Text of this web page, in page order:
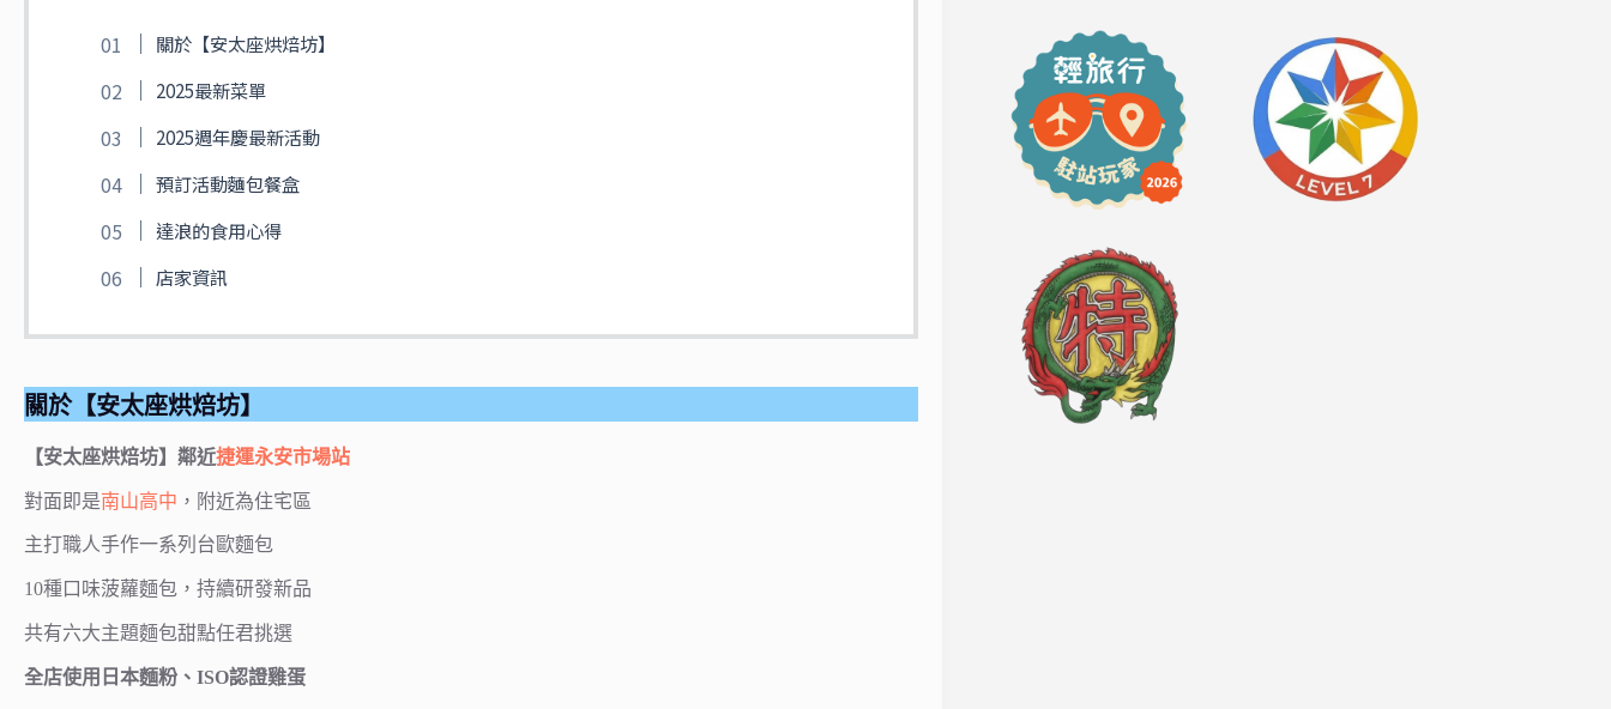
關於【安太座烘焙坊】
2025最新菜單
2025週年慶最新活動
預訂活動麵包餐盒
達浪的食用心得
店家資訊
關於【安太座烘焙坊】
【安太座烘焙坊】鄰近捷運永安市場站
對面即是南山高中 ，附近為住宅區
主打職人手作一系列台歐麵包
10種口味菠蘿麵包，持續研發新品
共有六大主題麵包甜點任君挑選
全店使用日本麵粉、ISO認證雞蛋